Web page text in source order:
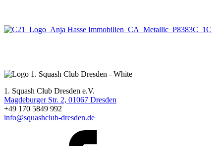
1. Squash Club Dresden e.V.
Magdeburger Str. 2, 01067 Dresden
+49 170 5849 992
info@squashclub-dresden.de